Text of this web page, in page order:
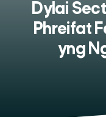
Dylai
Phreifat
yng